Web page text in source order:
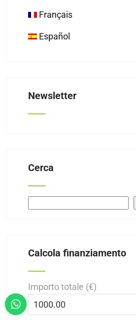
Français
Español
Newsletter
Cerca
Calcola finanziamento
Importo totale (€)